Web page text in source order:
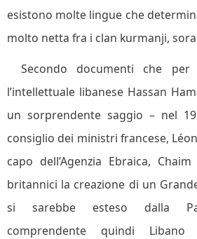
esistono molte lingue che
molto netta fra i clan kurmanji,
Secondo documenti che
l’intellettuale libanese Hassan
un sorprendente saggio – nel
consiglio dei ministri francese,
capo dell’Agenzia Ebraica,
britannici la creazione di un
si sarebbe esteso dalla
comprendente quindi Libano